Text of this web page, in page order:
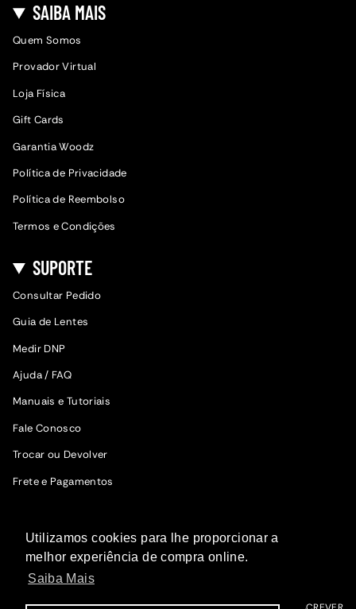
Utilizamos cookies para lhe proporcionar a
melhor experiência de compra online.
Saiba Mais
SAIBA MAIS
Quem Somos
Provador Virtual
Loja Física
Gift Cards
Garantia Woodz
Política de Privacidade
Política de Reembolso
Termos e Condições
SUPORTE
Consultar Pedido
Guia de Lentes
Medir DNP
Ajuda / FAQ
Manuais e Tutoriais
Fale Conosco
Trocar ou Devolver
Frete e Pagamentos
Fique por dentro das novidades.